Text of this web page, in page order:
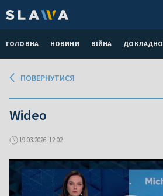
ГОЛОВНА НОВИНИ ВІЙНА ДОКЛАДНО
ПОВЕРНУТИСЯ
Wideo
19.03.2026, 12:02